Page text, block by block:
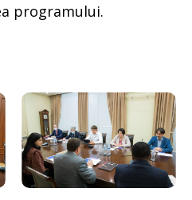
programului.